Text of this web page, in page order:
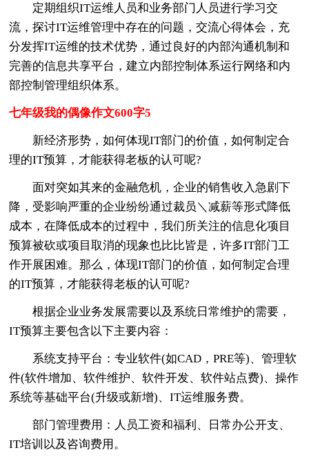
定期组织IT运维人员和业务部门人员进行学习交
流，探讨IT运维管理中存在的问题，交流心得体会，充
分发挥IT运维的技术优势，通过良好的内部沟通机制和
完善的信息共享平台，建立内部控制体系运行网络和内
部控制管理组织体系。
七年级我的偶像作文600字5
新经济形势，如何体现IT部门的价值，如何制定合
理的IT预算，才能获得老板的认可呢?
面对突如其来的金融危机，企业的销售收入急剧下
降，受影响严重的企业纷纷通过裁员＼减薪等形式降低
成本，在降低成本的过程中，我们所关注的信息化项目
预算被砍或项目取消的现象也比比皆是，许多IT部门工
作开展困难。那么，体现IT部门的价值，如何制定合理
的IT预算，才能获得老板的认可呢?
根据企业业务发展需要以及系统日常维护的需要，
IT预算主要包含以下主要内容：
系统支持平台：专业软件(如CAD，PRE等)、管理软
件(软件增加、软件维护、软件开发、软件站点费)、操作
系统等基础平台(升级或新增)、IT运维服务费。
部门管理费用：人员工资和福利、日常办公开支、
IT培训以及咨询费用。